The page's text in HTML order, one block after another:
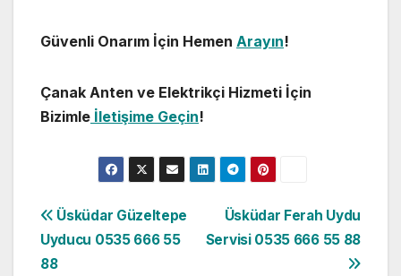
Güvenli Onarım İçin Hemen Arayın!
Çanak Anten ve Elektrikçi Hizmeti İçin
Bizimle İletişime Geçin!
Yazı
gezinmesi
Üsküdar Ferah Uydu
Servisi 0535 666 55 88
Üsküdar Güzeltepe
Uyducu 0535 666 55
88